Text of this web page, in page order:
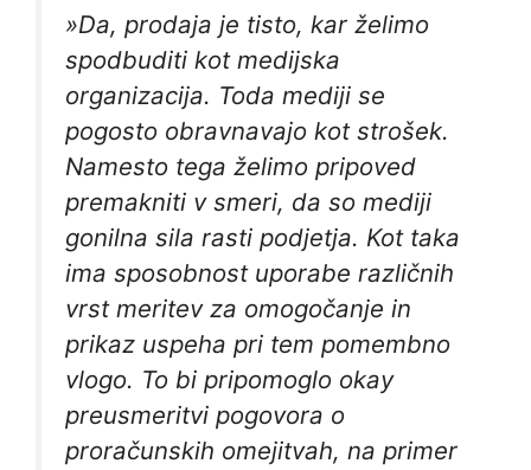
»Da, prodaja je tisto, kar želimo
spodbuditi kot medijska
organizacija. Toda mediji se
pogosto obravnavajo kot strošek.
Namesto tega želimo pripoved
premakniti v smeri, da so mediji
gonilna sila rasti podjetja. Kot taka
ima sposobnost uporabe različnih
vrst meritev za omogočanje in
prikaz uspeha pri tem pomembno
vlogo. To bi pripomoglo okay
preusmeritvi pogovora o
proračunskih omejitvah, na primer